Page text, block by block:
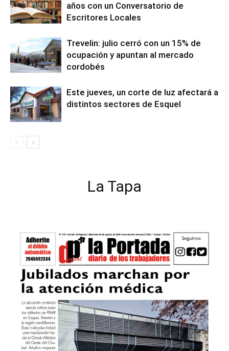
años con un Conversatorio de
Escritores Locales
Trevelin: julio cerró con un 15% de
ocupación y apuntan al mercado
cordobés
Este jueves, un corte de luz afectará a
distintos sectores de Esquel
La Tapa